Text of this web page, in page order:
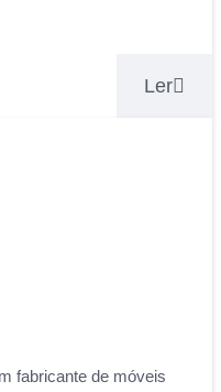
Ler
fabricante de móveis